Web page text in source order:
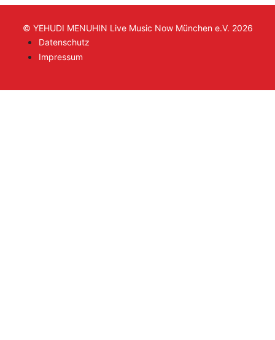
© YEHUDI MENUHIN Live Music Now München e.V. 2026
Datenschutz
Impressum